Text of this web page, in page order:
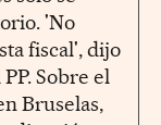
'No
fiscal', dijo
Sobre el
Bruselas,